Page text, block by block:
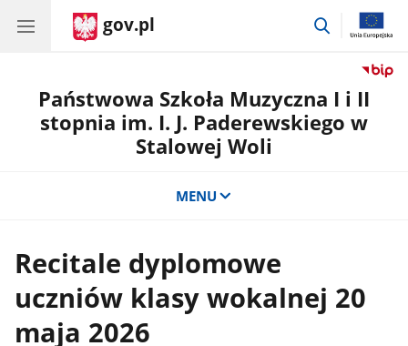
gov.pl
przejdź
Państwowa Szkoła Muzyczna I i II
stopnia im. I. J. Paderewskiego w
Stalowej Woli
MENU
Recitale dyplomowe
uczniów klasy wokalnej 20
maja 2026